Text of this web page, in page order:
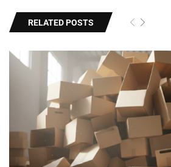
RELATED POSTS